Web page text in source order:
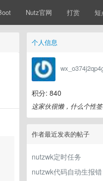
Nutz官网 打赏 短
个人信息
积分: 840
这家伙很懒，什么个性签
作者最近发表的帖子
nutzwk定时任务
nutzwk代码自动生报错